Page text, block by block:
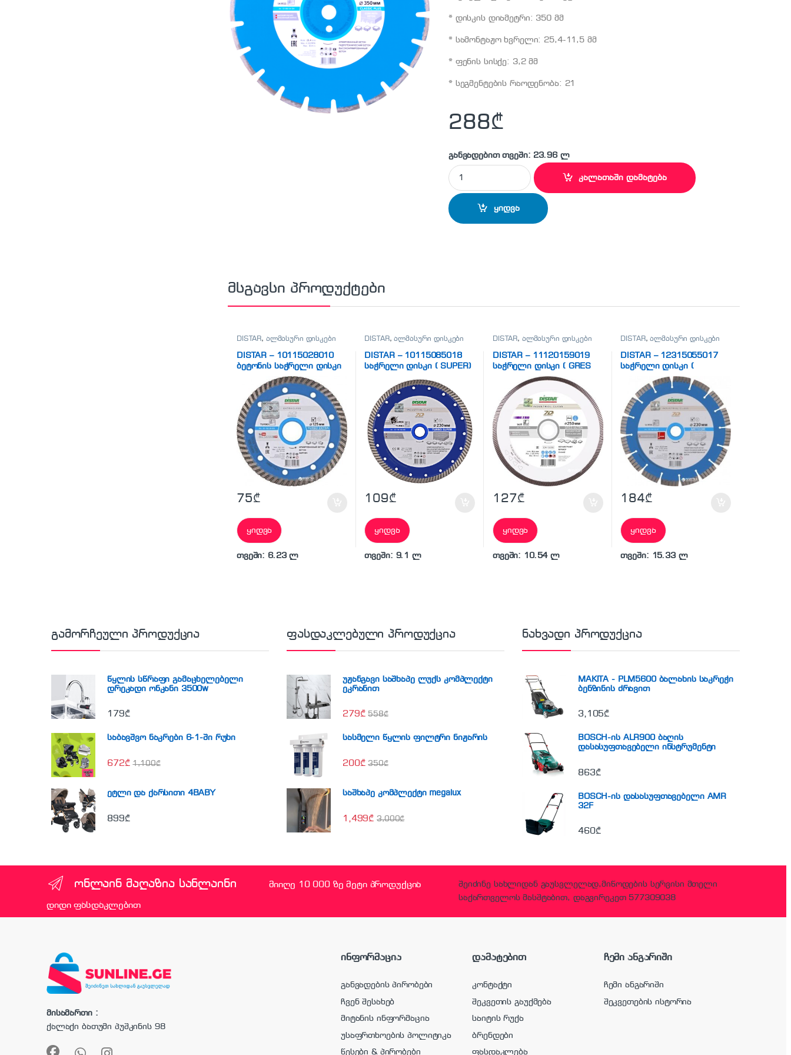
* დისკის დიამეტრი: 350 მმ
* სამონტაჟო ხვრელი: 25,4-11,5 მმ
* ფენის სისქე: 3,2 მმ
* სეგმენტების რაოდენობა: 21
288₾
განვადებით თვეში: 23.96 ლ
DISTAR - 12185004024 საჭრელი დისკი ( CLASSIC PLUS) quantity
კალათაში დამატება
ყიდვა
მსგავსი პროდუქტები
DISTAR, ალმასური დისკები
DISTAR – 10115028010
ბეტონის საჭრელი დისკი
( EXTRA AERO)
75₾
ყიდვა
თვეში: 6.23 ლ
DISTAR,ალმასური დისკები
DISTAR – 10115085018
საჭრელი დისკი ( SUPER)
109₾
ყიდვა
თვეში: 9.1 ლ
DISTAR, ალმასური დისკები
DISTAR – 11120159019
საჭრელი დისკი ( GRES
127₾
ყიდვა
თვეში: 10.54 ლ
DISTAR,ალმასური დისკები
DISTAR – 12315055017
საჭრელი დისკი (
184₾
ყიდვა
თვეში: 15.33 ლ
გამორჩეული პროდუქცია
წყლის სწრაფი გამაცხელებელი
დრეკადი ონკანი 3500w
179₾
საბავშვო ნაკრები 6-1-ში რუხი
672₾ 1,100₾
ეტლი და ქარსითი 4BABY
899₾
ფასდაკლებული პროდუქცია
უჟანგავი საშხაპე ლუქს კომპლექტი
ეკრანით
279₾ 558₾
სასმელი წყლის ფილტრი ნიჟარის
200₾ 350₾
საშხაპე კომპლექტი megalux
1,499₾ 3,000₾
ნახვადი პროდუქცია
MAKITA - PLM5600 ბალახის საკრეჭი
ბენზინის ძრავით
3,105₾
BOSCH-ის ALR900 ბაღის
დასასუფთავებელი ინსტრუმენტი
863₾
BOSCH-ის დასასუფთავებელი AMR
32F
460₾
ონლაინ მაღაზია სანლაინი მიიღე 10 000 ზე მეტი პროდუქცია
დიდი ფასდაკლებით
შეიძინე სახლიდან გაუსვლელად,მიწოდების სერვისი მთელი
საქართველოს მასშტაბით, დაგვირეკეთ 577309038
მისამართი :
ქალაქი ბათუმი პუშკინის 98
ინფორმაცია
განვადების პირობები
ჩვენ შესახებ
მიტანის ინფორმაცია
უსაფრთხოების პოლიტიკა
წესები & პირობები
დამატებით
კონტაქტი
შეკვეთის გაუქმება
საიტის რუქა
ბრენდები
ფასდაკლება
ჩემი ანგარიში
ჩემი ანგარიში
შეკვეთების ისტორია